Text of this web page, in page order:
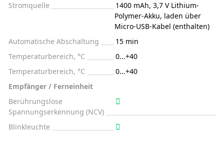
Stromquelle
1400 mAh, 3,7 V Lithium-
Polymer-Akku, laden über
Micro-USB-Kabel (enthalten)
Automatische Abschaltung
15 min
Temperaturbereich, °C
0...+40
Temperaturbereich, °C
0...+40
Empfänger / Ferneinheit
Berührungslose
Spannungserkennung (NCV)
Blinkleuchte